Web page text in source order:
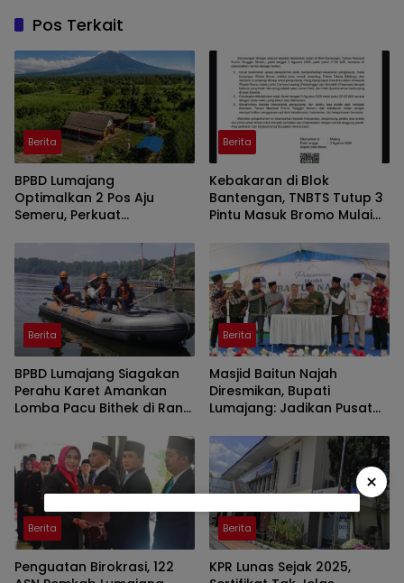
Pos Terkait
Berita
BPBD Lumajang
Optimalkan 2 Pos Aju
Semeru, Perkuat
Berita
Kebakaran di Blok
Bantengan, TNBTS Tutup 3
Pintu Masuk Bromo Mulai
Berita
BPBD Lumajang Siagakan
Perahu Karet Amankan
Lomba Pacu Bithek di Ranu
Berita
Masjid Baitun Najah
Diresmikan, Bupati
Lumajang: Jadikan Pusat
Berita
Penguatan Birokrasi, 122
Berita
KPR Lunas Sejak 2025,
×